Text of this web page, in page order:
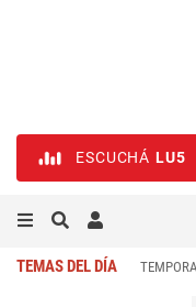
ESCUCHÁ LU5
TEMAS DEL DÍA